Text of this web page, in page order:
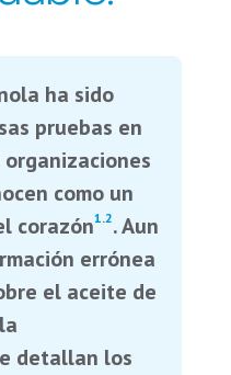
ha sido
pruebas en
organizaciones
como un
corazón1.2. Aun
errónea
el aceite de
detallan los